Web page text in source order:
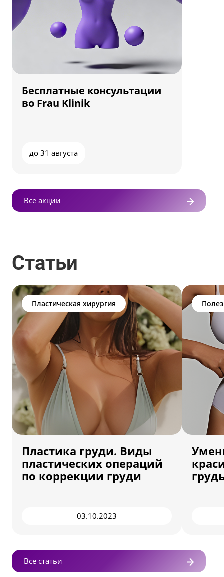
Бесплатные консультации
во Frau Klinik
до 31 августа
Все акции
Статьи
Пластическая хирургия
Пластика груди. Виды
пластических операций
по коррекции груди
03.10.2023
Все статьи